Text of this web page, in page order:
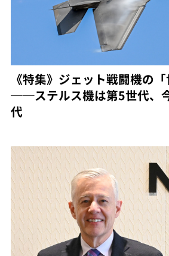
《特集》ジェット戦闘機の
──ステルス機は第5世代、
代